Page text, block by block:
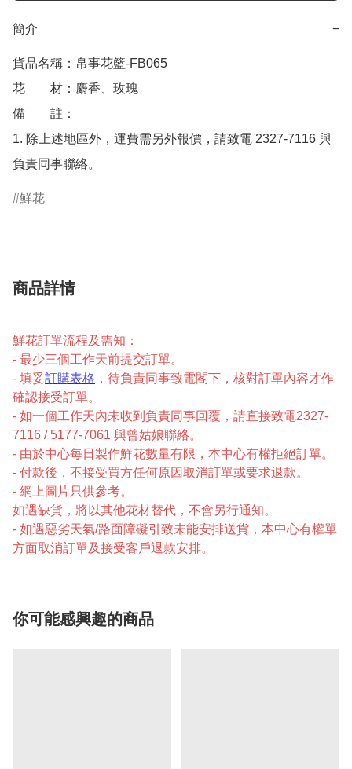
簡介 −
貨品名稱：帛事花籃-FB065
花　　材：麝香、玫瑰
備　　註：
1. 除上述地區外，運費需另外報價，請致電 2327-7116 與
負責同事聯絡。
鮮花
商品詳情
鮮花訂單流程及需知：
- 最少三個工作天前提交訂單。
- 填妥訂購表格 ，待負責同事致電閣下，核對訂單內容才作
確認接受訂單。
- 如一個工作天內未收到負責同事回覆，請直接致電2327-
7116 / 5177-7061 與曾姑娘聯絡。
- 由於中心每日製作鮮花數量有限，本中心有權拒絕訂單。
- 付款後，不接受買方任何原因取消訂單或要求退款。
- 網上圖片只供參考。
如遇缺貨，將以其他花材替代，不會另行通知。
- 如遇惡劣天氣/路面障礙引致未能安排送貨，本中心有權單
方面取消訂單及接受客戶退款安排。
你可能感興趣的商品